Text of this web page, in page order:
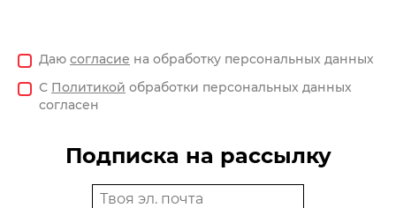
Даю согласие на обработку персональных данных
С Политикой обработки персональных данных
согласен
Подписка на рассылку